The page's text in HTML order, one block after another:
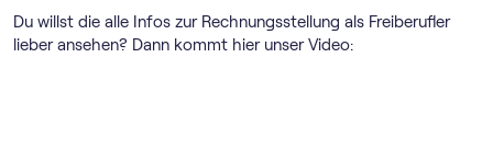
Du willst die alle Infos zur Rechnungsstellung als Freiberufler
lieber ansehen? Dann kommt hier unser Video: